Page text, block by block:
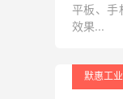
平板、手
效果...
默惠工